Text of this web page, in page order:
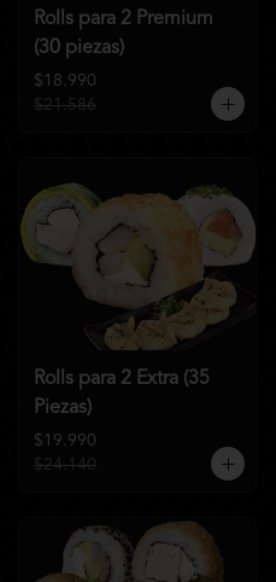
Rolls para 2 Premium
(30 piezas)
$18.990
$21.586
Rolls para 2 Extra (35
Piezas)
$19.990
$24.140